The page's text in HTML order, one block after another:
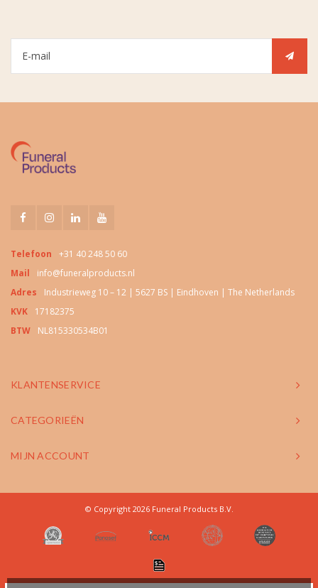
Telefoon
+31 40 248 50 60
Mail
info@funeralproducts.nl
Adres
Industrieweg 10 – 12 | 5627 BS | Eindhoven | The Netherlands
KVK
17182375
BTW
NL815330534B01
KLANTENSERVICE
CATEGORIEËN
MIJN ACCOUNT
© Copyright 2026 Funeral Products B.V.